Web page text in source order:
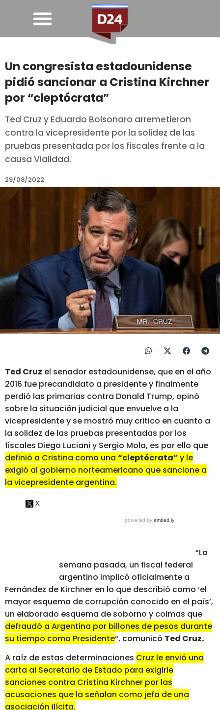
Un congresista estadounidense
pidió sancionar a Cristina Kirchner
por “cleptócrata”
Ted Cruz y Eduardo Bolsonaro arremetieron
contra la vicepresidente por la solidez de las
pruebas presentada por los fiscales frente a la
causa Vialidad.
29/08/2022
Ted Cruz el senador estadounidense, que en el año
2016 fue precandidato a presidente y finalmente
perdió las primarias contra Donald Trump, opinó
sobre la situación judicial que envuelve a la
vicepresidente y se mostró muy critico en cuanto a
la solidez de las pruebas presentadas por los
fiscales Diego Luciani y Sergio Mola, es por ello que
definió a Cristina como una “cleptócrata” y le
exigió al gobierno norteamericano que sancione a
la vicepresidente argentina.
“La
semana pasada, un fiscal federal
argentino implicó oficialmente a
Fernández de Kirchner en lo que describió como ‘el
mayor esquema de corrupción conocido en el país’,
un elaborado esquema de soborno y coimas que
defraudó a Argentina por billones de pesos durante
su tiempo como Presidente“, comunicó Ted Cruz.
A raíz de estas determinaciones Cruz le envió una
carta al Secretario de Estado para exigirle
sanciones contra Cristina Kirchner por las
acusaciones que la señalan como jefa de una
asociación ilícita.